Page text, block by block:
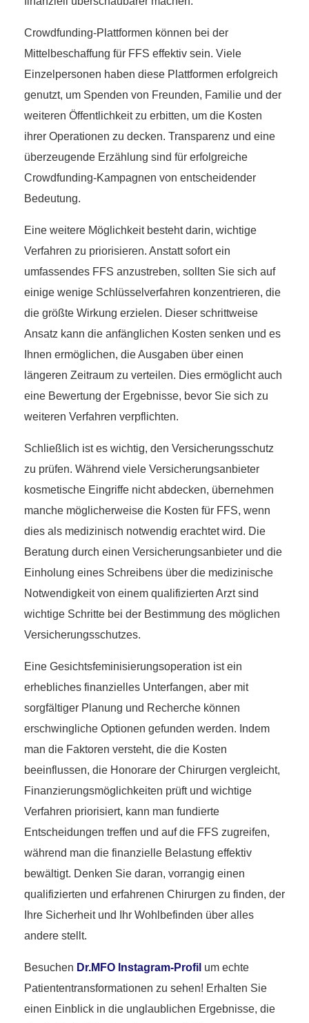
Crowdfunding-Plattformen können bei der
Mittelbeschaffung für FFS effektiv sein. Viele
Einzelpersonen haben diese Plattformen erfolgreich
genutzt, um Spenden von Freunden, Familie und der
weiteren Öffentlichkeit zu erbitten, um die Kosten
ihrer Operationen zu decken. Transparenz und eine
überzeugende Erzählung sind für erfolgreiche
Crowdfunding-Kampagnen von entscheidender
Bedeutung.
Eine weitere Möglichkeit besteht darin, wichtige
Verfahren zu priorisieren. Anstatt sofort ein
umfassendes FFS anzustreben, sollten Sie sich auf
einige wenige Schlüsselverfahren konzentrieren, die
die größte Wirkung erzielen. Dieser schrittweise
Ansatz kann die anfänglichen Kosten senken und es
Ihnen ermöglichen, die Ausgaben über einen
längeren Zeitraum zu verteilen. Dies ermöglicht auch
eine Bewertung der Ergebnisse, bevor Sie sich zu
weiteren Verfahren verpflichten.
Schließlich ist es wichtig, den Versicherungsschutz
zu prüfen. Während viele Versicherungsanbieter
kosmetische Eingriffe nicht abdecken, übernehmen
manche möglicherweise die Kosten für FFS, wenn
dies als medizinisch notwendig erachtet wird. Die
Beratung durch einen Versicherungsanbieter und die
Einholung eines Schreibens über die medizinische
Notwendigkeit von einem qualifizierten Arzt sind
wichtige Schritte bei der Bestimmung des möglichen
Versicherungsschutzes.
Eine Gesichtsfeminisierungsoperation ist ein
erhebliches finanzielles Unterfangen, aber mit
sorgfältiger Planung und Recherche können
erschwingliche Optionen gefunden werden. Indem
man die Faktoren versteht, die die Kosten
beeinflussen, die Honorare der Chirurgen vergleicht,
Finanzierungsmöglichkeiten prüft und wichtige
Verfahren priorisiert, kann man fundierte
Entscheidungen treffen und auf die FFS zugreifen,
während man die finanzielle Belastung effektiv
bewältigt. Denken Sie daran, vorrangig einen
qualifizierten und erfahrenen Chirurgen zu finden, der
Ihre Sicherheit und Ihr Wohlbefinden über alles
andere stellt.
Besuchen Dr.MFO Instagram-Profil um echte
Patiententransformationen zu sehen! Erhalten Sie
einen Einblick in die unglaublichen Ergebnisse, die